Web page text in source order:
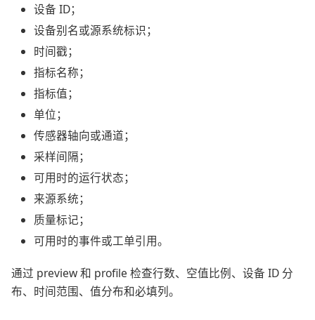
设备 ID；
设备别名或源系统标识；
时间戳；
指标名称；
指标值；
单位；
传感器轴向或通道；
采样间隔；
可用时的运行状态；
来源系统；
质量标记；
可用时的事件或工单引用。
通过 preview 和 profile 检查行数、空值比例、设备 ID 分
布、时间范围、值分布和必填列。